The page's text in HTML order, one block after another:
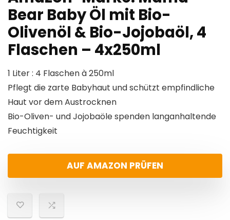
Bear Baby Öl mit Bio-
Olivenöl & Bio-Jojobaöl, 4
Flaschen – 4x250ml
1 Liter : 4 Flaschen à 250ml
Pflegt die zarte Babyhaut und schützt empfindliche
Haut vor dem Austrocknen
Bio-Oliven- und Jojobaöle spenden langanhaltende
Feuchtigkeit
AUF AMAZON PRÜFEN